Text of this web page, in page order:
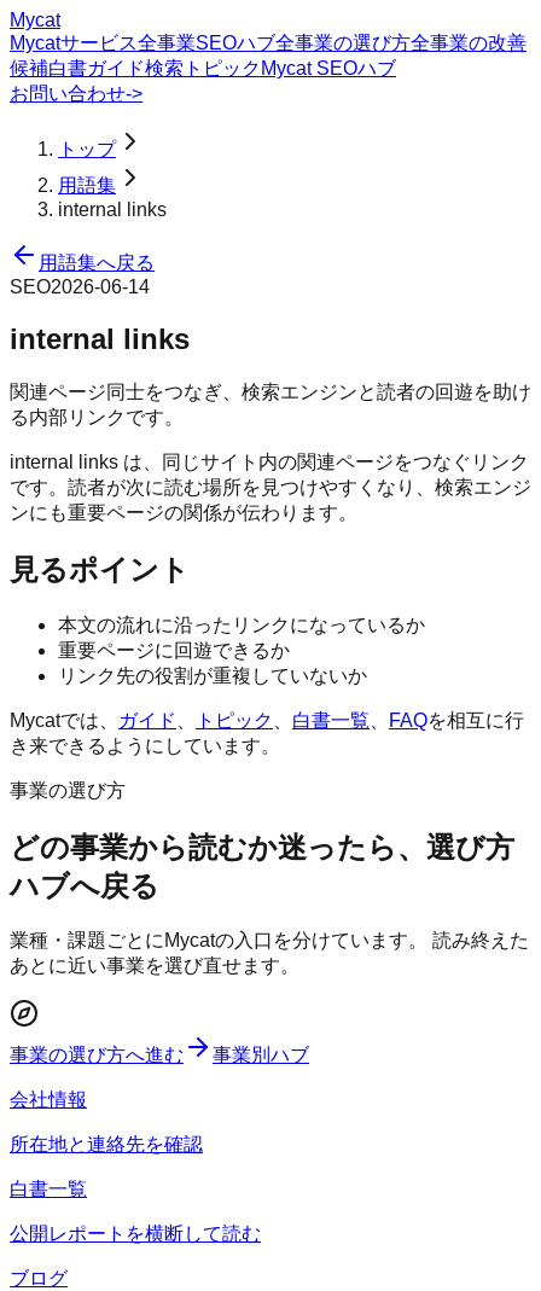
Mycat
Mycatサービス全事業SEOハブ全事業の選び方全事業の改善
候補白書ガイド検索トピック Mycat SEOハブ
お問い合わせ->
トップ
用語集
internal links
用語集へ戻る
SEO2026-06-14
internal links
関連ページ同士をつなぎ、検索エンジンと読者の回遊を助け
る内部リンクです。
internal links は、同じサイト内の関連ページをつなぐリンク
です。読者が次に読む場所を見つけやすくなり、検索エンジ
ンにも重要ページの関係が伝わります。
見るポイント
本文の流れに沿ったリンクになっているか
重要ページに回遊できるか
リンク先の役割が重複していないか
Mycatでは、 ガイド トピック 白書一覧 FAQを相互に行
き来できるようにしています。
事業の選び方
どの事業から読むか迷ったら、選び方
ハブへ戻る
業種・課題ごとにMycatの入口を分けています。 読み終えた
あとに近い事業を選び直せます。
事業の選び方へ進む 事業別ハブ
会社情報
所在地と連絡先を確認
白書一覧
公開レポートを横断して読む
ブログ